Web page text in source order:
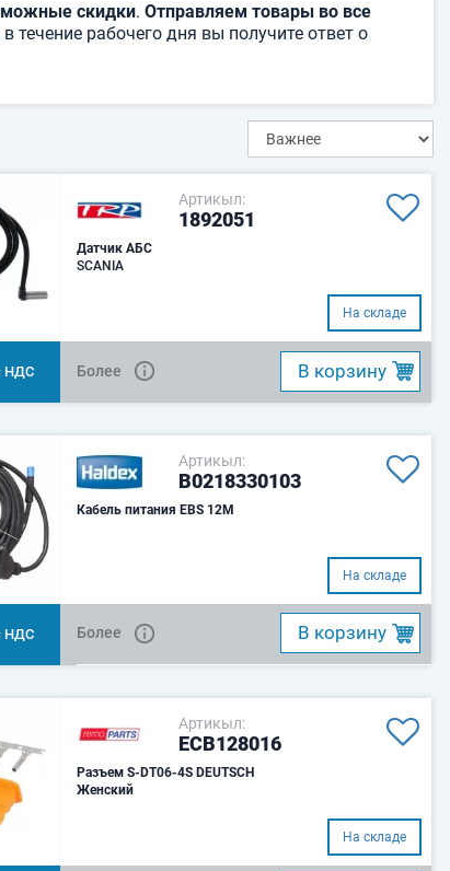
скидки. Отправляем товары во все
течение рабочего дня вы получите ответ о
Артикыл:
1892051
Датчик АБС
SCANIA
На складе
НДС Более B корзину
Артикыл:
B0218330103
Кабель питания EBS 12M
На складе
НДС Более B корзину
Артикыл:
ECB128016
Разъем S-DT06-4S DEUTSCH
Женский
На складе